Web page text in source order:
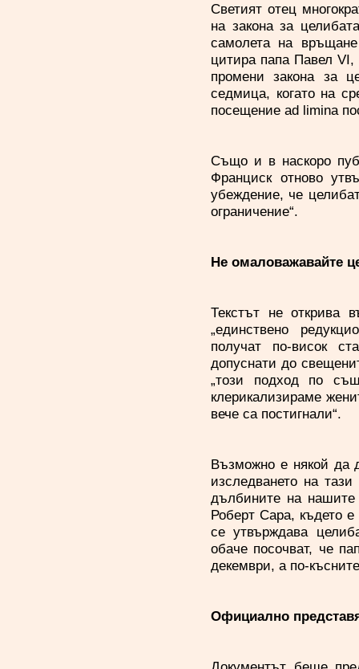
Светият отец
на закона за
самолета на
цитира папа Павел
промени закона за
седмица, когато на
посещение ad limina
Също и в наскоро
Франциск отново
убеждение, че
ограничение“.
Не омаловажавайте
Текстът не открива
„единствено
получат по-висок
допуснати до
„този подход по
клерикализираме
вече са постигнали“.
Възможно е някой да
изследването на
дълбините на нашите
Роберт Сара, където е
се утвърждава
обаче посочват, че
декември, а по-
Официално